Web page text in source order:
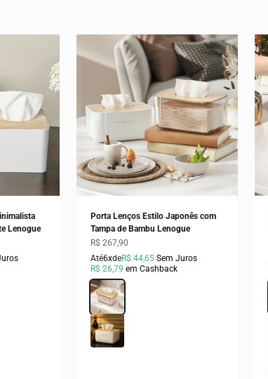
Lenogue
Porta Lenços Estilo Japonês com
Tampa de Bambu Lenogue
Preço promocional
R$ 267,90
Até6xdeR$ 44,65 Sem Juros
R$ 26,79 em Cashback
Cor
Transparente
Branco